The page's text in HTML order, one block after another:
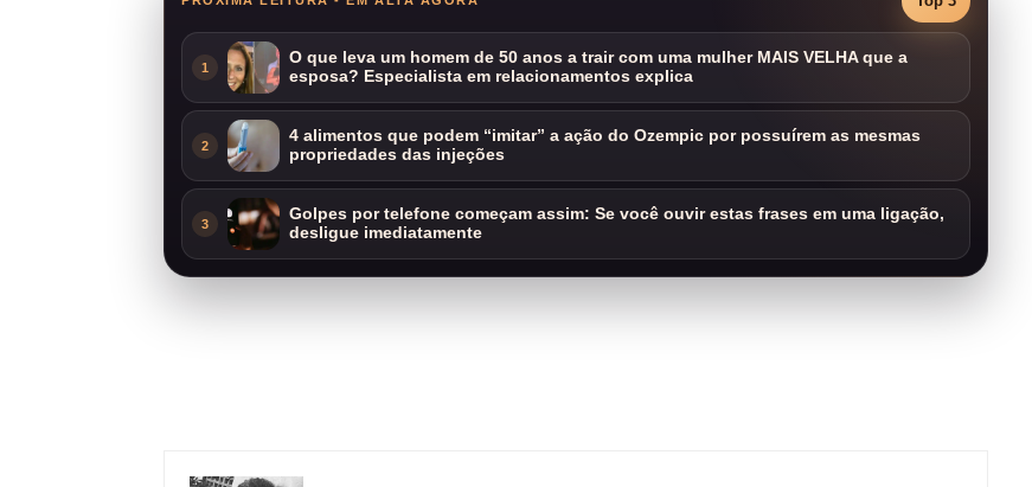
1
O que leva um homem de 50 anos a trair com uma mulher MAIS VELHA que a
esposa? Especialista em relacionamentos explica
2
4 alimentos que podem “imitar” a ação do Ozempic por possuírem as mesmas
propriedades das injeções
3
Golpes por telefone começam assim: Se você ouvir estas frases em uma ligação,
desligue imediatamente